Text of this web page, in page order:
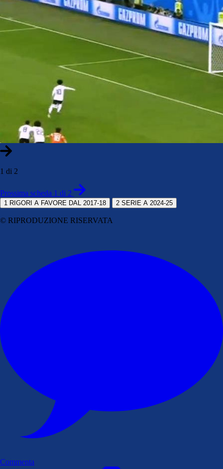
1 di 2
Prossima scheda 1 di 2
1 RIGORI A FAVORE DAL 2017-18 2 SERIE A 2024-25
© RIPRODUZIONE RISERVATA
Commenta